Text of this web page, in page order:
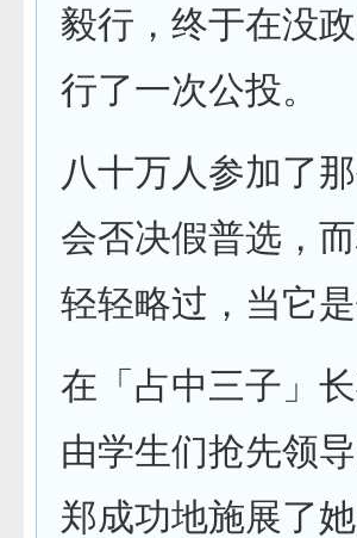
毅行，终于在没
行了一次公投。
八十万人参加了
会否决假普选，
轻轻略过，当它是
在「占中三子」
由学生们抢先领
郑成功地施展了